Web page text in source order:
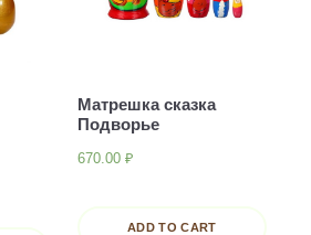
Матрешка сказка
Подворье
670.00 ₽
ADD TO CART